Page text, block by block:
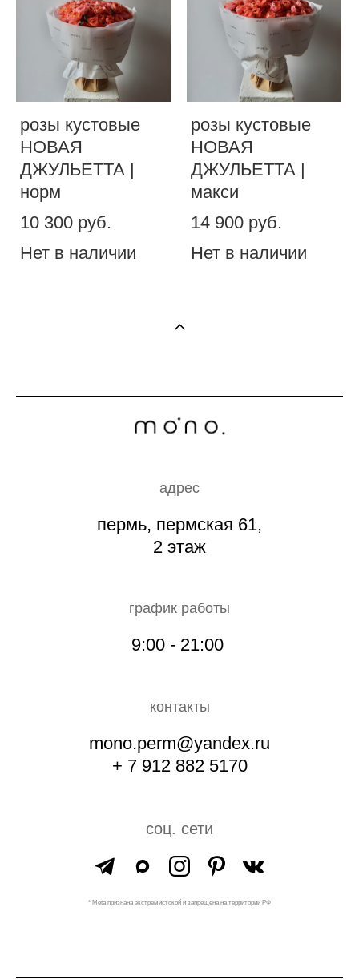
розы кустовые
НОВАЯ
ДЖУЛЬЕТТА |
норм
10 300 pуб.
Нет в наличии
розы кустовые
НОВАЯ
ДЖУЛЬЕТТА |
макси
14 900 pуб.
Нет в наличии
адрес
пермь, пермская 61,
2 этаж
график работы
9:00 - 21:00
контакты
mono.perm@yandex.ru
+ 7 912 882 5170
соц. сети
* Meta признана экстремистской и запрещена на территории РФ